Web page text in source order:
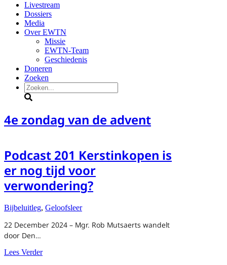
Livestream
Dossiers
Media
Over EWTN
Missie
EWTN-Team
Geschiedenis
Doneren
Zoeken
4e zondag van de advent
Podcast 201 Kerstinkopen is
er nog tijd voor
verwondering?
Bijbeluitleg, Geloofsleer
22 December 2024 – Mgr. Rob Mutsaerts wandelt
door Den…
Lees Verderabout Podcast 201 Kerstinkopen is er nog tijd voor